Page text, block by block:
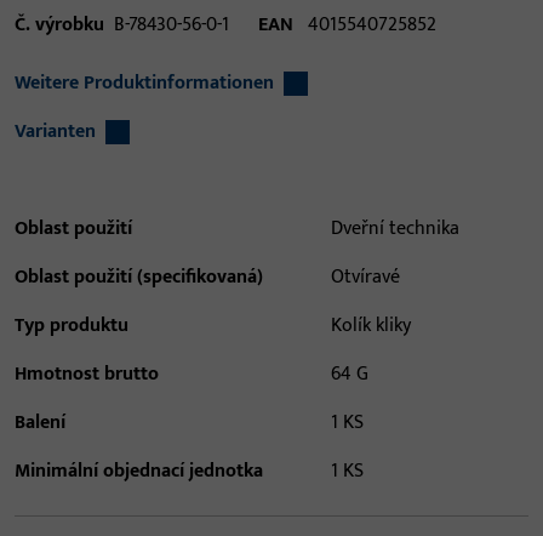
Č. výrobku B-78430-56-0-1 EAN 4015540725852
Weitere Produktinformationen
Varianten
Oblast použití
Dveřní technika
Oblast použití (specifikovaná)
Otvíravé
Typ produktu
Kolík kliky
Hmotnost brutto
64 G
Balení
1 KS
Minimální objednací jednotka
1 KS